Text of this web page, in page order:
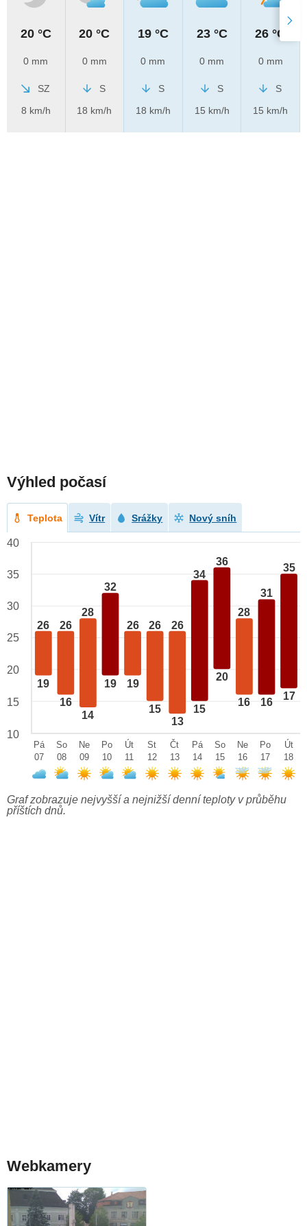
20 °C
0 mm
SZ
8 km/h
20 °C
0 mm
S
18 km/h
19 °C
0 mm
S
18 km/h
23 °C
0 mm
S
15 km/h
26 °C
0 mm
S
15 km/h
Výhled počasí
Teplota Vítr Srážky Nový sníh
26
19
26
16
28
14
32
19
26
19
26
15
26
13
34
15
36
20
28
16
31
16
35
17
40
35
30
25
20
15
10
Pá
07
So
08
Ne
09
Po
10
Út
11
St
12
Čt
13
Pá
14
So
15
Ne
16
Po
17
Út
18
Graf zobrazuje nejvyšší a nejnižší denní teploty v průběhu
příštích dnů.
Webkamery